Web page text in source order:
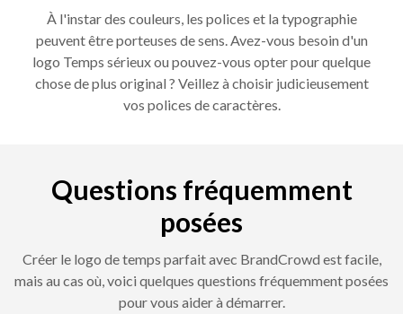
À l'instar des couleurs, les polices et la typographie
peuvent être porteuses de sens. Avez-vous besoin d'un
logo Temps sérieux ou pouvez-vous opter pour quelque
chose de plus original ? Veillez à choisir judicieusement
vos polices de caractères.
Questions fréquemment
posées
Créer le logo de temps parfait avec BrandCrowd est facile,
mais au cas où, voici quelques questions fréquemment posées
pour vous aider à démarrer.